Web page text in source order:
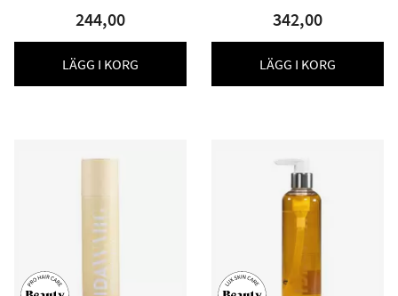
244,00
LÄGG I KORG
342,00
LÄGG I KORG